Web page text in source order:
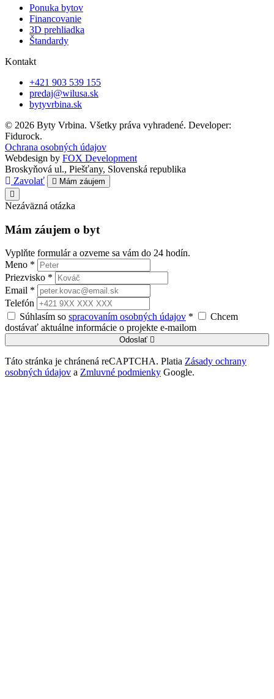
Ponuka bytov
Financovanie
3D prehliadka
Štandardy
Kontakt
+421 903 539 155
predaj@wilusa.sk
bytyvrbina.sk
© 2026 Byty Vrbina. Všetky práva vyhradené. Developer:
Fidurock.
Ochrana osobných údajov
Webdesign by FOX Development
Broskyňová ul., Piešťany, Slovenská republika
Zavolať
Mám záujem
Nezáväzná otázka
Mám záujem o byt
Vyplňte formulár a ozveme sa vám do 24 hodín.
Meno *
Priezvisko *
Email *
Telefón
Súhlasím so spracovaním osobných údajov *
Chcem
dostávať aktuálne informácie o projekte e-mailom
Odoslať
Táto stránka je chránená reCAPTCHA. Platia Zásady ochrany
osobných údajov a Zmluvné podmienky Google.